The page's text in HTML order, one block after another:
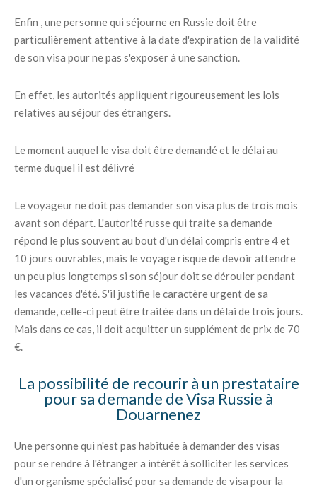
Enfin , une personne qui séjourne en Russie doit être
particulièrement attentive à la date d'expiration de la validité
de son visa pour ne pas s'exposer à une sanction.
En effet, les autorités appliquent rigoureusement les lois
relatives au séjour des étrangers.
Le moment auquel le visa doit être demandé et le délai au
terme duquel il est délivré
Le voyageur ne doit pas demander son visa plus de trois mois
avant son départ. L'autorité russe qui traite sa demande
répond le plus souvent au bout d'un délai compris entre 4 et
10 jours ouvrables, mais le voyage risque de devoir attendre
un peu plus longtemps si son séjour doit se dérouler pendant
les vacances d'été. S'il justifie le caractère urgent de sa
demande, celle-ci peut être traitée dans un délai de trois jours.
Mais dans ce cas, il doit acquitter un supplément de prix de 70
€.
La possibilité de recourir à un prestataire
pour sa demande de Visa Russie à
Douarnenez
Une personne qui n'est pas habituée à demander des visas
pour se rendre à l'étranger a intérêt à solliciter les services
d'un organisme spécialisé pour sa demande de visa pour la